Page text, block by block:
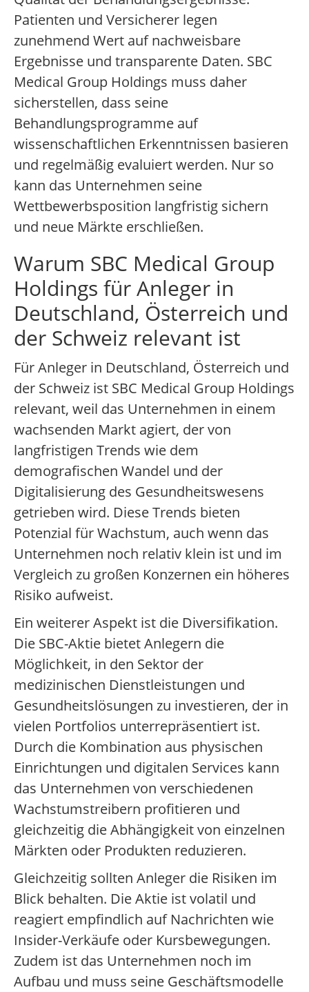
Patienten und Versicherer legen
zunehmend Wert auf nachweisbare
Ergebnisse und transparente Daten. SBC
Medical Group Holdings muss daher
sicherstellen, dass seine
Behandlungsprogramme auf
wissenschaftlichen Erkenntnissen basieren
und regelmäßig evaluiert werden. Nur so
kann das Unternehmen seine
Wettbewerbsposition langfristig sichern
und neue Märkte erschließen.
Warum SBC Medical Group
Holdings für Anleger in
Deutschland, Österreich und
der Schweiz relevant ist
Für Anleger in Deutschland, Österreich und
der Schweiz ist SBC Medical Group Holdings
relevant, weil das Unternehmen in einem
wachsenden Markt agiert, der von
langfristigen Trends wie dem
demografischen Wandel und der
Digitalisierung des Gesundheitswesens
getrieben wird. Diese Trends bieten
Potenzial für Wachstum, auch wenn das
Unternehmen noch relativ klein ist und im
Vergleich zu großen Konzernen ein höheres
Risiko aufweist.
Ein weiterer Aspekt ist die Diversifikation.
Die SBC-Aktie bietet Anlegern die
Möglichkeit, in den Sektor der
medizinischen Dienstleistungen und
Gesundheitslösungen zu investieren, der in
vielen Portfolios unterrepräsentiert ist.
Durch die Kombination aus physischen
Einrichtungen und digitalen Services kann
das Unternehmen von verschiedenen
Wachstumstreibern profitieren und
gleichzeitig die Abhängigkeit von einzelnen
Märkten oder Produkten reduzieren.
Gleichzeitig sollten Anleger die Risiken im
Blick behalten. Die Aktie ist volatil und
reagiert empfindlich auf Nachrichten wie
Insider-Verkäufe oder Kursbewegungen.
Zudem ist das Unternehmen noch im
Aufbau und muss seine Geschäftsmodelle